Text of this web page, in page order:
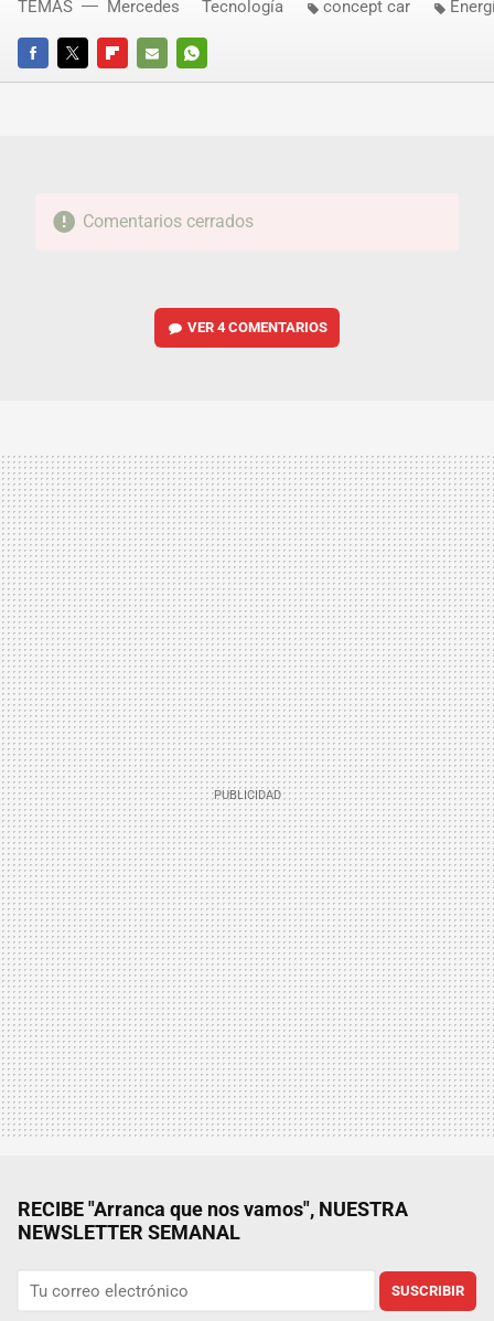
FACEBOOKTWITTERFLIPBOARD
E-
WHATSAPP
TEMAS Mercedes Tecnología concept car
Comentarios cerrados
VER4 COMENTARIOS
RECIBE "Arranca que nos vamos", NUESTRA
NEWSLETTER SEMANAL
SUSCRIBIR